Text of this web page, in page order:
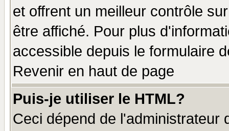
et offrent un meilleur contrôle
être affiché. Pour plus
accessible depuis le formulaire
Revenir en haut de page
Puis-je utiliser le HTML?
Ceci dépend de l'administrateur